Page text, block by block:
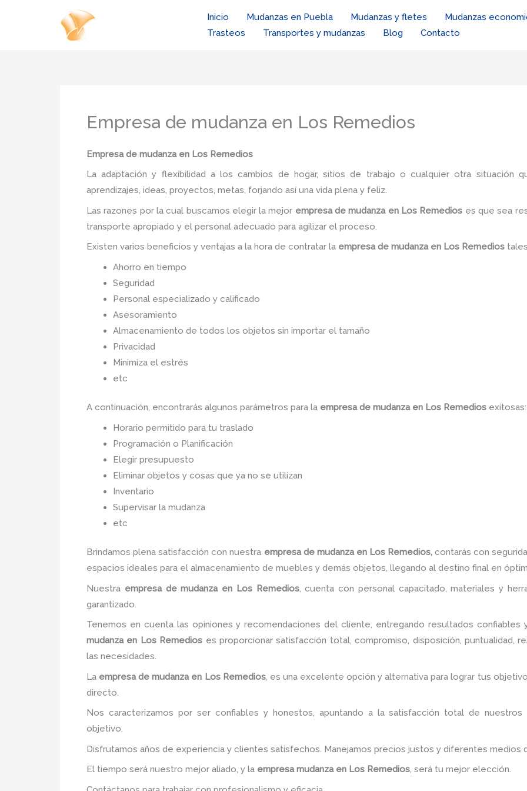
Inicio Mudanzas en Puebla Mudanzas y fletes
Mudanzas
Trasteos
Transportes y mudanzas Blog Contacto
Empresa de mudanza en Los Remedios
Empresa de mudanza en Los Remedios
La adaptación y flexibilidad a los cambios de hogar, sitios de trabajo o cualquier otra situación
aprendizajes, ideas, proyectos, metas, forjando así una vida plena y feliz.
Las razones por la cual buscamos elegir la mejor empresa de mudanza en Los Remedios es que sea
transporte apropiado y el personal adecuado para agilizar el proceso.
Existen varios beneficios y ventajas a la hora de contratar la empresa de mudanza en Los Remedios
Ahorro en tiempo
Seguridad
Personal especializado y calificado
Asesoramiento
Almacenamiento de todos los objetos sin importar el tamaño
Privacidad
Minimiza el estrés
etc
A continuación, encontrarás algunos parámetros para la empresa de mudanza en Los Remedios
Horario permitido para tu traslado
Programación o Planificación
Elegir presupuesto
Eliminar objetos y cosas que ya no se utilizan
Inventario
Supervisar la mudanza
etc
Brindamos plena satisfacción con nuestra empresa de mudanza en Los Remedios,contarás con
espacios ideales para el almacenamiento de muebles y demás objetos, llegando al destino final en
Nuestra empresa de mudanza en Los Remedios, cuenta con personal capacitado, materiales y
garantizado.
Tenemos en cuenta las opiniones y recomendaciones del cliente, entregando resultados confiables
mudanza en Los Remedios es proporcionar satisfacción total, compromiso, disposición, puntualidad,
las necesidades.
La empresa de mudanza en Los Remedios, es una excelente opción y alternativa para lograr tus
directo.
Nos caracterizamos por ser confiables y honestos, apuntando a la satisfacción total de
objetivo.
Disfrutamos años de experiencia y clientes satisfechos. Manejamos precios justos y diferentes medios
El tiempo será nuestro mejor aliado, y la empresa mudanza en Los Remedios, será tu mejor elección.